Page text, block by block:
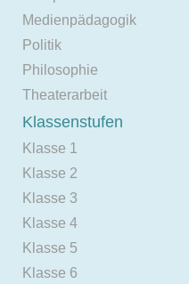
Medienpädagogik
Politik
Philosophie
Theaterarbeit
Klassenstufen
Klasse 1
Klasse 2
Klasse 3
Klasse 4
Klasse 5
Klasse 6